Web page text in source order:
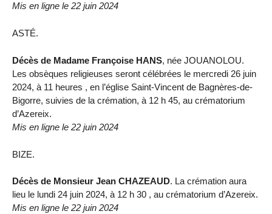
Mis en ligne le 22 juin 2024
ASTÉ.
Décès de Madame Françoise HANS, née JOUANOLOU.
Les obsèques religieuses seront célébrées le mercredi 26 juin
2024, à 11 heures , en l’église Saint-Vincent de Bagnères-de-
Bigorre, suivies de la crémation, à 12 h 45, au crématorium
d’Azereix.
Mis en ligne le 22 juin 2024
BIZE.
Décès de Monsieur Jean CHAZEAUD. La crémation aura
lieu le lundi 24 juin 2024, à 12 h 30 , au crématorium d’Azereix.
Mis en ligne le 22 juin 2024